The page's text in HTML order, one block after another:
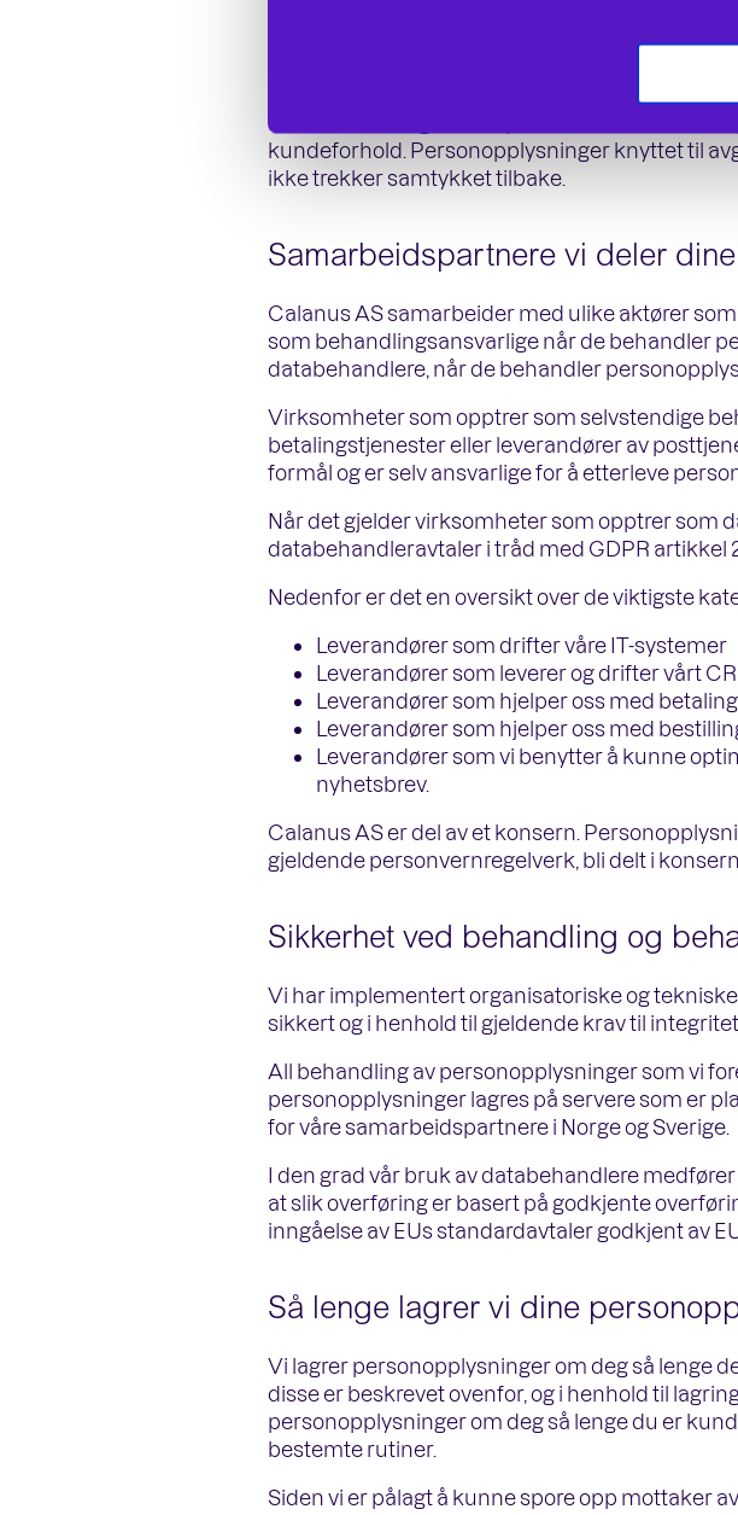
Dersom du har gitt samtykke, kan vi kontakte
kundeforhold. Personopplysninger knyttet til
ikke trekker samtykket tilbake.
Samarbeidspartnere vi deler
Calanus AS samarbeider med ulike aktører
som behandlingsansvarlige når de behandler
databehandlere, når de behandler
Virksomheter som opptrer som selvstendige
betalingstjenester eller leverandører av
formål og er selv ansvarlige for å etterleve
Når det gjelder virksomheter som opptrer som
databehandleravtaler i tråd med GDPR artikkel
Nedenfor er det en oversikt over de viktigste
Leverandører som drifter våre IT-systemer
Leverandører som leverer og drifter vårt
Leverandører som hjelper oss med
Leverandører som hjelper oss med
Leverandører som vi benytter å kunne
nyhetsbrev.
Calanus AS er del av et konsern.
gjeldende personvernregelverk, bli delt i
Sikkerhet ved behandling og
Vi har implementert organisatoriske og
sikkert og i henhold til gjeldende krav til
All behandling av personopplysninger som vi
personopplysninger lagres på servere som er
for våre samarbeidspartnere i Norge og Sverige.
I den grad vår bruk av databehandlere
at slik overføring er basert på godkjente
inngåelse av EUs standardavtaler godkjent av
Så lenge lagrer vi dine
Vi lagrer personopplysninger om deg så lenge
disse er beskrevet ovenfor, og i henhold til
personopplysninger om deg så lenge du er
bestemte rutiner.
Siden vi er pålagt å kunne spore opp mottaker